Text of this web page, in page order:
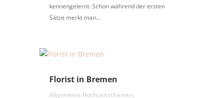
kennengelernt. Schon während der ersten
Sätze merkt man...
Florist in Bremen
Allgemeine Hochzeitsthemen,